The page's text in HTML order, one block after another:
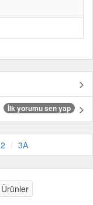
İlk yorumu sen yap
3A